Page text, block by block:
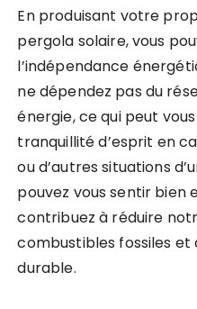
En produisant votre
pergola solaire, vous
l’indépendance
ne dépendez pas du
énergie, ce qui peut
tranquillité d’esprit en
ou d’autres situations
pouvez vous sentir bien
contribuez à réduire
combustibles fossiles
durable.